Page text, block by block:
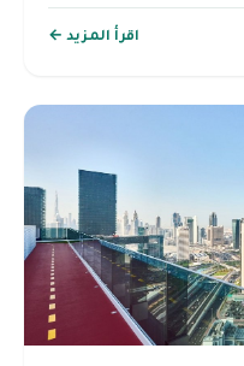
اقرأ المزيد ←